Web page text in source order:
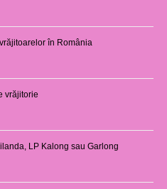
în România
vrăjitorie
LP Kalong sau Garlong